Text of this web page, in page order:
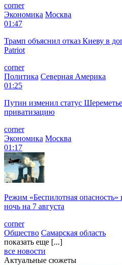
corner
Экономика Москва
01:47
Трамп объяснил отказ Киеву в
Patriot
corner
Политика Северная Америка
01:25
Путин изменил статус
приватизацию
corner
Экономика Москва
01:17
Режим «Беспилотная опасность»
ночь на 7 августа
corner
Общество Самарская область
показать еще [...]
все новости
Актуальные сюжеты